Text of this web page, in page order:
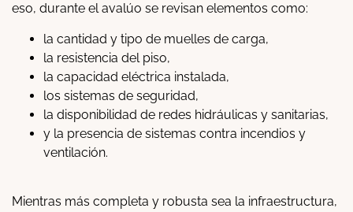
eso, durante el avalúo se revisan elementos como:
la cantidad y tipo de muelles de carga,
la resistencia del piso,
la capacidad eléctrica instalada,
los sistemas de seguridad,
la disponibilidad de redes hidráulicas y sanitarias,
y la presencia de sistemas contra incendios y
ventilación.
Mientras más completa y robusta sea la infraestructura,